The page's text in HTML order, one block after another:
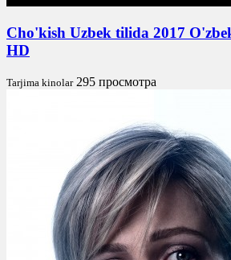
Cho'kish Uzbek tilida 2017
HD
Tarjima kinolar 295 просмотра